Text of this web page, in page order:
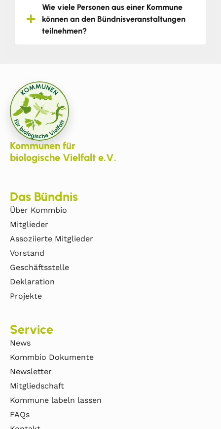
Wie viele Personen aus einer Kommune
können an den Bündnisveranstaltungen
teilnehmen?
Kommunen für
biologische Vielfalt e.V.
Das Bündnis
Über Kommbio
Mitglieder
Assoziierte Mitglieder
Vorstand
Geschäftsstelle
Deklaration
Projekte
Service
News
Kommbio Dokumente
Newsletter
Mitgliedschaft
Kommune labeln lassen
FAQs